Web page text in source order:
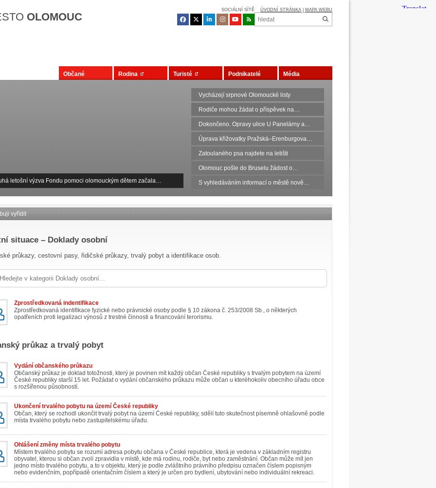
OLOMOUC
SOCIÁLNÍ SÍTĚ ÚVODNÍ STRÁNKA MAPA WEBU
Občané Rodina Turisté Podnikatelé Média
letošní výzva Fondu pomoci olomouckým dětem začala…
Vycházejí srpnové Olomoucké listy
Rodiče mohou žádat o příspěvek na…
Dokončeno. Opravy ulice U Panelárny a…
Úprava křižovatky Pražská–Erenburgova…
Zatoulaného psa najdete na letišti
Olomouc pošle do Bruselu žádost o…
S vyhledáváním informací o městě nově…
vyřídit
situace – Doklady osobní
průkazy, cestovní pasy, řidičské průkazy, trvalý pobyt a identifikace osob.
Zprostředkovaná indentifikace
Zprostředkovaná identifikace fyzické nebo právnické osoby podle § 10 zákona č. 253/2008 Sb., o některých
opatřeních proti legalizaci výnosů z trestné činnosti a financování terorismu.
průkaz a trvalý pobyt
Vydání občanského průkazu
Občanský průkaz je doklad totožnosti, který je povinen mít každý občan České republiky s trvalým pobytem na území
České republiky starší 15 let. Požádat o vydání občanského průkazu může občan u kteréhokoliv obecního úřadu obce
s rozšířenou působností.
Ukončení trvalého pobytu na území České republiky
Občan, který se rozhodl ukončit trvalý pobyt na území České republiky, sdělí tuto skutečnost písemně ohlašovně podle
místa trvalého pobytu nebo zastupitelskému úřadu.
Ohlášení změny místa trvalého pobytu
Místem trvalého pobytu se rozumí adresa pobytu občana v České republice, která je vedena v základním registru
obyvatel, kterou si občan zvolí zpravidla v místě, kde má rodinu, rodiče, byt nebo zaměstnání. Občan může mít jen
jedno místo trvalého pobytu, a to v objektu, který je podle zvláštního právního předpisu označen číslem popisným
nebo evidenčním, popřípadě orientačním číslem a který je určen pro bydlení, ubytování nebo individuální rekreaci.